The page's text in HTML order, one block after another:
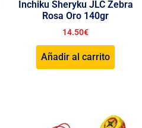
Inchiku Sheryku JLC Zebra
Rosa Oro 140gr
14.50€
Añadir al carrito